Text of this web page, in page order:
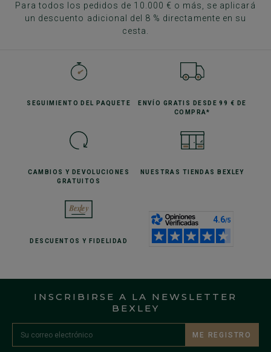
Para todos los pedidos de 10.000 € o más, se aplicará
un descuento adicional del 8 % directamente en su
cesta.
SEGUIMIENTO DEL PAQUETE ENVÍO GRATIS
DESDE 99 € DE
COMPRA*
CAMBIOS Y DEVOLUCIONES
GRATUITOS
NUESTRAS TIENDAS BEXLEY
DESCUENTOSY FIDELIDAD
INSCRIBIRSE A LA NEWSLETTER
BEXLEY
ME REGISTRO